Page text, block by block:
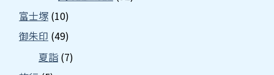
富士塚 (10)
御朱印 (49)
夏詣 (7)